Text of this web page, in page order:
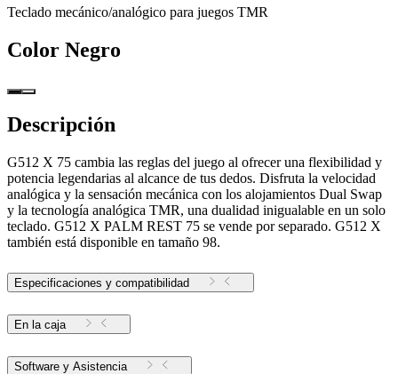
Teclado mecánico/analógico para juegos TMR
Color Negro
Descripción
G512 X 75 cambia las reglas del juego al ofrecer una flexibilidad y
potencia legendarias al alcance de tus dedos. Disfruta la velocidad
analógica y la sensación mecánica con los alojamientos Dual Swap
y la tecnología analógica TMR, una dualidad inigualable en un solo
teclado. G512 X PALM REST 75 se vende por separado. G512 X
también está disponible en tamaño 98.
Especificaciones y compatibilidad
En la caja
Software y Asistencia